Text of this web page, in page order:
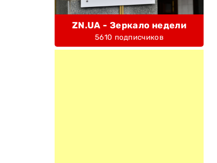
ZN.UA - Зеркало недели
5610 подписчиков